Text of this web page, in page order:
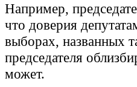
Например,
что доверия
выборах, названных
председателя
может.